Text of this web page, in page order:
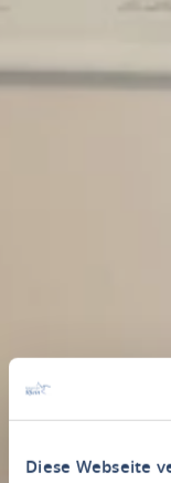
Diese Webseite